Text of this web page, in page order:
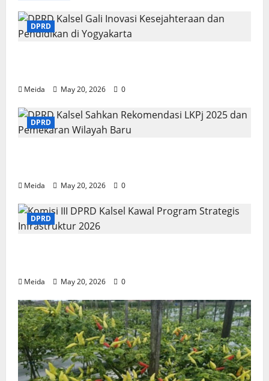
DPRD
Meida May 20, 2026 0
DPRD
Meida May 20, 2026 0
DPRD
Meida May 20, 2026 0